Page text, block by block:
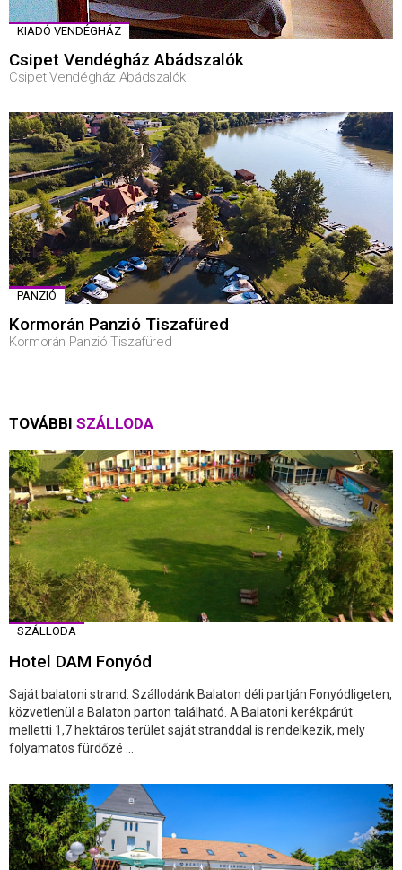
KIADÓ VENDÉGHÁZ
Csipet Vendégház Abádszalók
Csipet Vendégház Abádszalók
PANZIÓ
Kormorán Panzió Tiszafüred
Kormorán Panzió Tiszafüred
TOVÁBBI SZÁLLODA
SZÁLLODA
Hotel DAM Fonyód
Saját balatoni strand. Szállodánk Balaton déli partján Fonyódligeten,
közvetlenül a Balaton parton található. A Balatoni kerékpárút
melletti 1,7 hektáros terület saját stranddal is rendelkezik, mely
folyamatos fürdőzé ...